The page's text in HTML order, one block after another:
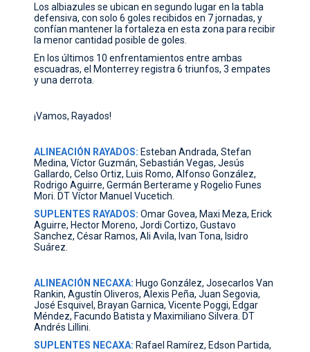
Los albiazules se ubican en segundo lugar en la tabla
defensiva, con solo 6 goles recibidos en 7 jornadas, y
confían mantener la fortaleza en esta zona para recibir
la menor cantidad posible de goles.
En los últimos 10 enfrentamientos entre ambas
escuadras, el Monterrey registra 6 triunfos, 3 empates
y una derrota.
¡Vamos, Rayados!
ALINEACIÓN RAYADOS: Esteban Andrada, Stefan
Medina, Víctor Guzmán, Sebastián Vegas, Jesús
Gallardo, Celso Ortiz, Luis Romo, Alfonso González,
Rodrigo Aguirre, Germán Berterame y Rogelio Funes
Mori. DT Víctor Manuel Vucetich.
SUPLENTES RAYADOS: Omar Govea, Maxi Meza, Erick
Aguirre, Hector Moreno, Jordi Cortizo, Gustavo
Sanchez, César Ramos, Ali Avila, Ivan Tona, Isidro
Suárez.
ALINEACIÓN NECAXA: Hugo González, Josecarlos Van
Rankin, Agustín Oliveros, Alexis Peña, Juan Segovia,
José Esquivel, Brayan Garnica, Vicente Poggi, Edgar
Méndez, Facundo Batista y Maximiliano Silvera. DT
Andrés Lillini.
SUPLENTES NECAXA: Rafael Ramírez, Edson Partida,